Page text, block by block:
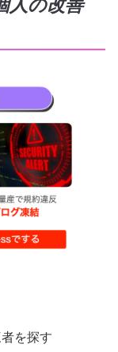
人の改善
を探す